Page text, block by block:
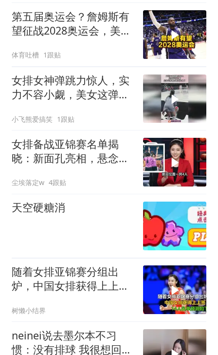
第五届奥运会？詹姆斯有
望征战2028奥运会，美国
体育吐槽 1跟贴
女排女神弹跳力惊人，实
力不容小觑，美女这弹跳
小飞熊爱搞笑 1跟贴
女排备战亚锦赛名单揭
晓：新面孔亮相，悬念揭
尘埃落定w 4跟贴
天空硬糖消
随着女排亚锦赛分组出
炉，中国女排获得上上
树懒小结界
neinei说去墨尔本不习
惯：没有排球 我很想回上